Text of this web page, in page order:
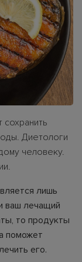
Диетологи
человеку.
лишь
ваш лечащий
то продукты
поможет
его.